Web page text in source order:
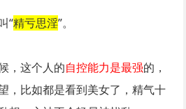
“精亏思淫”。
，这个人的自控能力是最强的，
，比如都是看到美女了，精气十